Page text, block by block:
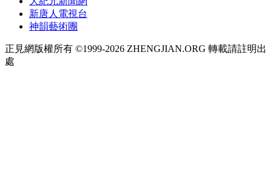
新唐人電視台
神韻藝術團
正見網版權所有 ©1999-2026 ZHENGJIAN.ORG 轉載請註明出
處